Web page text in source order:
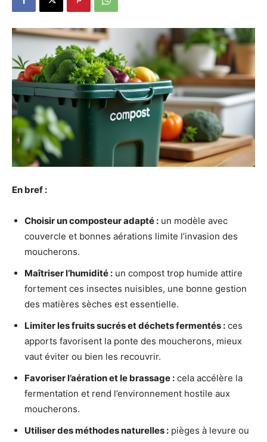
En bref :
Choisir un composteur adapté : un modèle avec
couvercle et bonnes aérations limite l’invasion des
moucherons.
Maîtriser l’humidité : un compost trop humide attire
fortement ces insectes nuisibles, une bonne gestion
des matières sèches est essentielle.
Limiter les fruits sucrés et déchets fermentés : ces
apports favorisent la ponte des moucherons, mieux
vaut éviter ou bien les recouvrir.
Favoriser l’aération et le brassage : cela accélère la
fermentation et rend l’environnement hostile aux
moucherons.
Utiliser des méthodes naturelles : pièges à levure ou